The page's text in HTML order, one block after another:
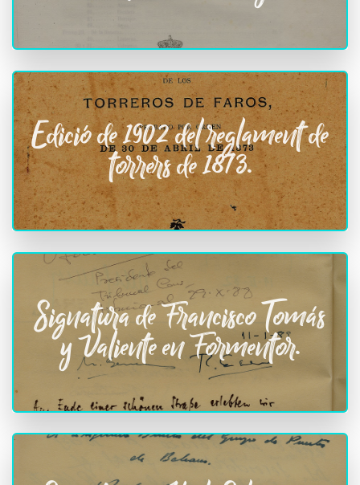
Edició de 1902 del reglament de
torrers de 1873.
Signatura de Francisco Tomás
y Valiente en Formentor.